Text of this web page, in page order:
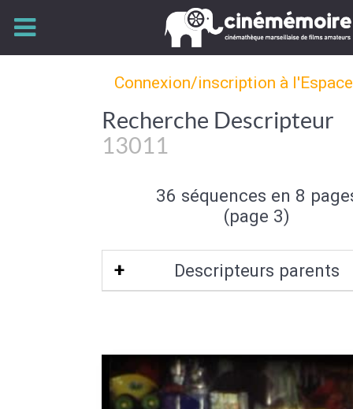
Connexion/inscription à
Recherche Descripteur
13011
36 séquences en 8
(page 3)
Descripteurs parents
français|Sud-Est de la France|
méditerranéen
|France |
Sud de la
Europe de l'Ouest|Union Européenne